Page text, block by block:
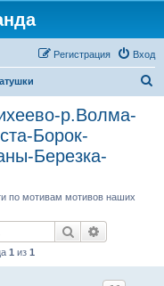
Вход
Регистрация
р.Волма-
Борок-
Березка-
по мотивам мотивов наших
Поиск
1 из 1